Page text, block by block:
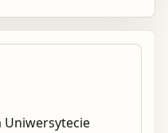
Uniwersytecie